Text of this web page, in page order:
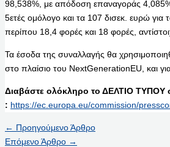
98,538%, με απόδοση επαναγοράς
5ετές ομόλογο και τα 107 δισεκ. ευρώ
περίπου 18,4 φορές και 18 φορές,
Τα έσοδα της συναλλαγής θα
στο πλαίσιο του NextGenerationEU, και
Διαβάστε ολόκληρο το ΔΕΛΤΙΟ ΤΥΠΟΥ
: https://ec.europa.eu/commission/
← Προηγούμενο Άρθρο
Επόμενο Άρθρο →